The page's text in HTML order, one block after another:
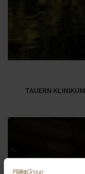
TAUERN KLINIKUM